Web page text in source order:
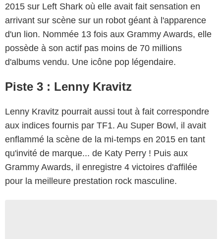
2015 sur Left Shark où elle avait fait sensation en
arrivant sur scène sur un robot géant à l'apparence
d'un lion. Nommée 13 fois aux Grammy Awards, elle
possède à son actif pas moins de 70 millions
d'albums vendu. Une icône pop légendaire.
Piste 3 : Lenny Kravitz
Lenny Kravitz pourrait aussi tout à fait correspondre
aux indices fournis par TF1. Au Super Bowl, il avait
enflammé la scène de la mi-temps en 2015 en tant
qu'invité de marque... de Katy Perry ! Puis aux
Grammy Awards, il enregistre 4 victoires d'affilée
pour la meilleure prestation rock masculine.